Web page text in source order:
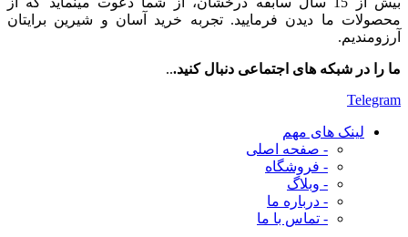
محصولات ما دیدن فرمایید. تجربه خرید آسان و شیرین برایتان
آرزومندیم.
ما را در شبکه های اجتماعی دنبال کنید...
Telegram
لینک های مهم
- صفحه اصلی
- فروشگاه
- وبلاگ
- درباره ما
- تماس با ما